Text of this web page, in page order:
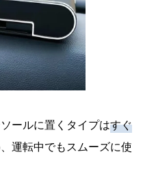
ールに置くタイプはすぐ
運転中でもスムーズに使